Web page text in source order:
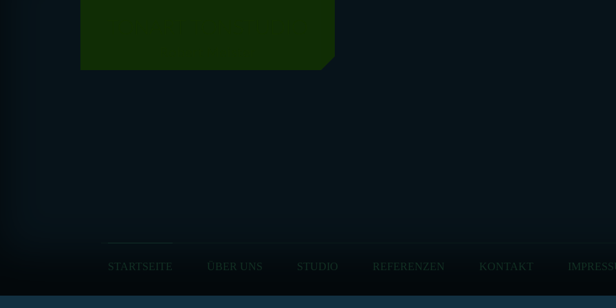
STARTSEITE ÜBER UNS STUDIO REFERENZEN KONTAKT